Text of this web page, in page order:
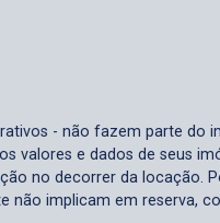
- não fazem parte do
e dados de seus
no decorrer da locação.
implicam em reserva,